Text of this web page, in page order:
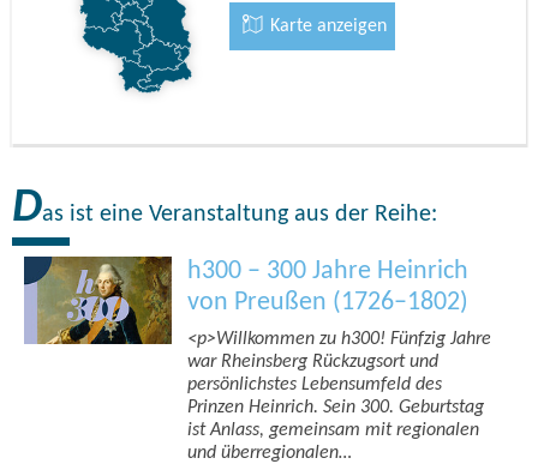
Karte anzeigen
Das ist eine Veranstaltung aus der Reihe:
h300 – 300 Jahre Heinrich
von Preußen (1726–1802)
<p>Willkommen zu h300! Fünfzig Jahre
war Rheinsberg Rückzugsort und
persönlichstes Lebensumfeld des
Prinzen Heinrich. Sein 300. Geburtstag
ist Anlass, gemeinsam mit regionalen
und überregionalen…